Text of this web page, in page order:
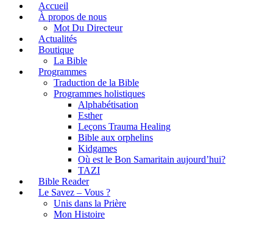
Accueil
À propos de nous
Mot Du Directeur
Actualités
Boutique
La Bible
Programmes
Traduction de la Bible
Programmes holistiques
Alphabétisation
Esther
Leçons Trauma Healing
Bible aux orphelins
Kidgames
Où est le Bon Samaritain aujourd’hui?
TAZI
Bible Reader
Le Savez – Vous ?
Unis dans la Prière
Mon Histoire